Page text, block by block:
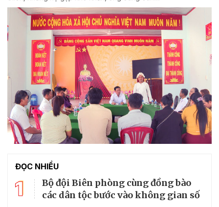
ĐỌC NHIỀU
1
Bộ đội Biên phòng cùng đồng bào
các dân tộc bước vào không gian số